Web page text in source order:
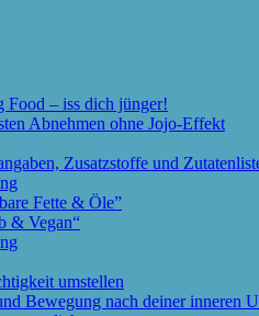
Food – iss dich jünger!
Abnehmen ohne Jojo-Effekt
Zusatzstoffe und
Fette & Öle”
& Vegan“
umstellen
Bewegung nach deiner inneren